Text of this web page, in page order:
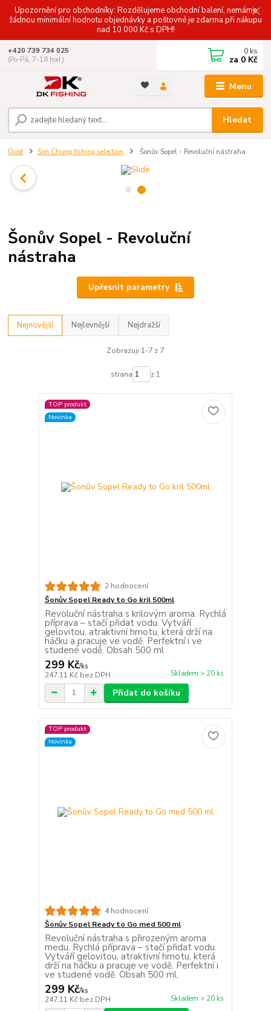
Upozornění pro obchodníky: Rozdělujeme obchodní balení, nemáme
žádnou minimální hodnotu objednávky a poštovné je zdarma při nákupu
nad 10 000 Kč s DPH!
Menu
Hledat
+420 739 734 025
(Po-Pá, 7-18 hod.)
0 ks
za 0 Kč
Úvod Šon Chung fishing selection Šonův Sopel - Revoluční nástraha
Šonův Sopel - Revoluční
nástraha
Upřesnit parametry
Nejnovější Nejlevnější Nejdražší
Zobrazuji 1-7 z 7
strana z 1
TOP produkt
Novinka
2 hodnocení
Šonův Sopel Ready to Go kril 500ml
Revoluční nástraha s krilovým aroma. Rychlá
příprava – stačí přidat vodu. Vytváří
gelovitou, atraktivní hmotu, která drží na
háčku a pracuje ve vodě. Perfektní i ve
studené vodě. Obsah 500 ml
299 Kč/ks
247,11 Kč bez DPH Skladem > 20 ks
Přidat do košíku
TOP produkt
Novinka
4 hodnocení
Šonův Sopel Ready to Go med 500 ml
Revoluční nástraha s přirozeným aroma
medu. Rychlá příprava – stačí přidat vodu.
Vytváří gelovitou, atraktivní hmotu, která
drží na háčku a pracuje ve vodě. Perfektní i
ve studené vodě. Obsah 500 ml.
299 Kč/ks
247,11 Kč bez DPH Skladem > 20 ks